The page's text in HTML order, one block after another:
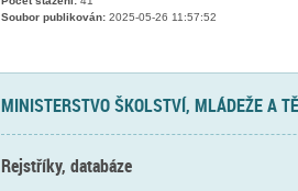
Soubor publikován: 2025-05-26 11:57:52
MINISTERSTVO ŠKOLSTVÍ, MLÁDEŽE A
Rejstříky, databáze